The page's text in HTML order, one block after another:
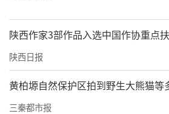
陕西作家3部作品入选中国作协重点
陕西日报
黄柏塬自然保护区拍到野生大熊猫等
三秦都市报